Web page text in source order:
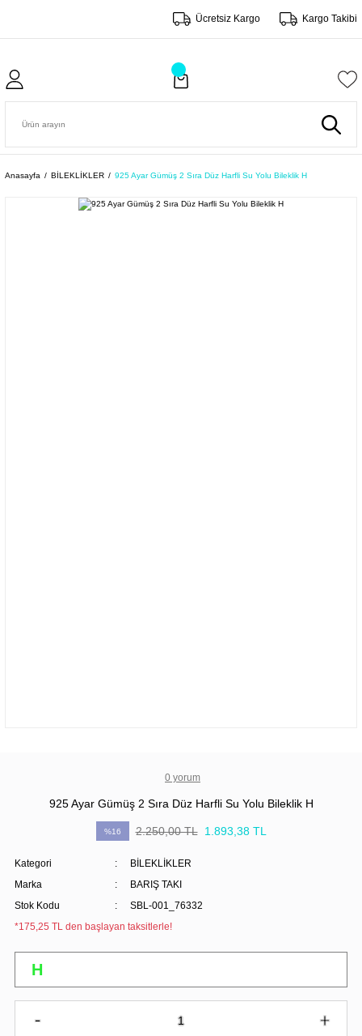
Ücretsiz Kargo Kargo Takibi
Anasayfa BİLEKLİKLER 925 Ayar Gümüş 2 Sıra Düz Harfli Su Yolu Bileklik H
0 yorum
925 Ayar Gümüş 2 Sıra Düz Harfli Su Yolu Bileklik H
%16 2.250,00 TL 1.893,38 TL
Kategori
BİLEKLİKLER
Marka
BARIŞ TAKI
Stok Kodu
SBL-001_76332
*175,25 TL den başlayan taksitlerle!